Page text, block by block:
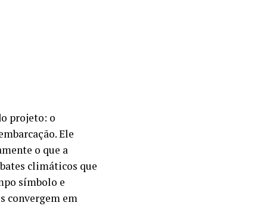
projeto: o
Ele
o que a
climáticos que
símbolo e
convergem em